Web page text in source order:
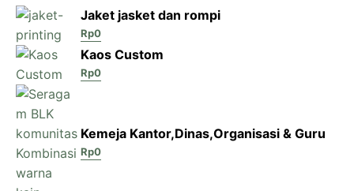
Jaket jasket dan rompi
Rp0
Kaos Custom
Rp0
Kemeja Kantor,Dinas,Organisasi & Guru
Rp0